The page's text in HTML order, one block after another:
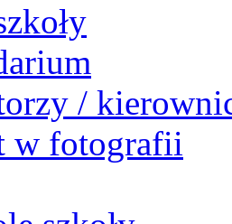
/
w fotografii